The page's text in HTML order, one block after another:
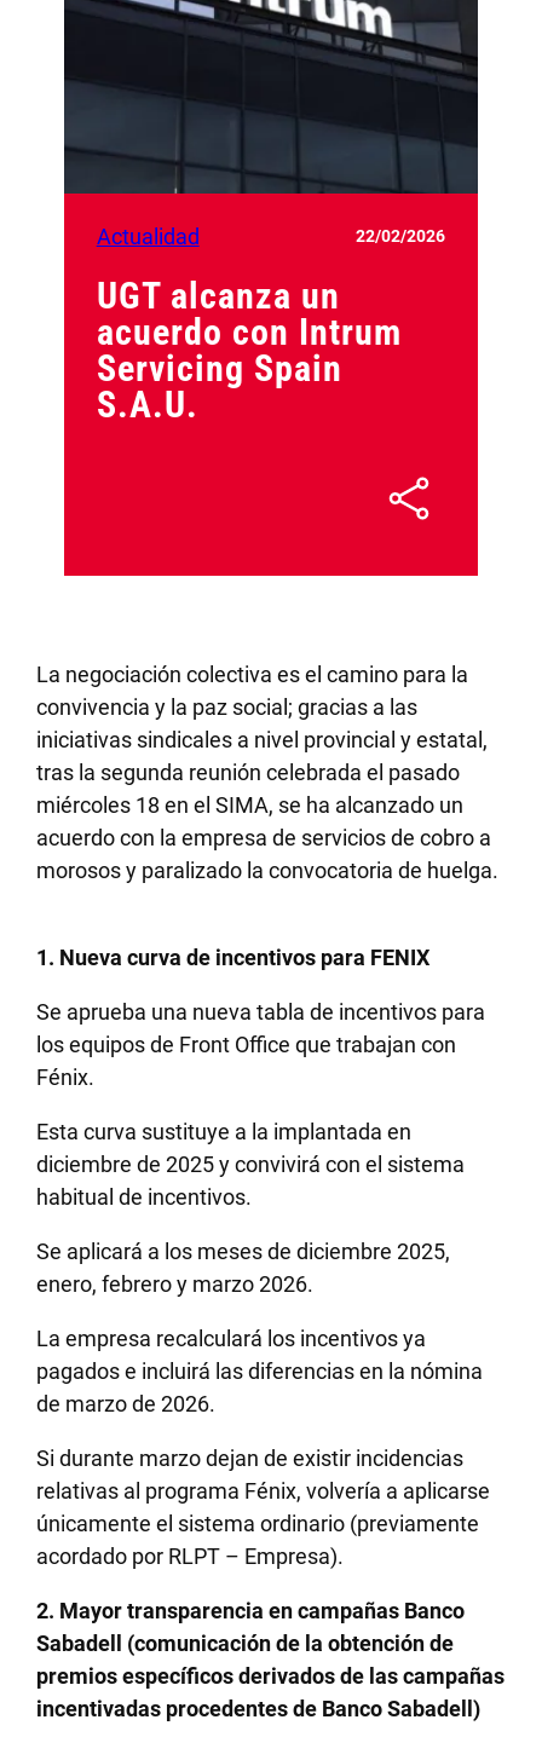
Actualidad 22/02/2026
UGT alcanza un
acuerdo con Intrum
Servicing Spain
S.A.U.
La negociación colectiva es el camino para la
convivencia y la paz social; gracias a las
iniciativas sindicales a nivel provincial y estatal,
tras la segunda reunión celebrada el pasado
miércoles 18 en el SIMA, se ha alcanzado un
acuerdo con la empresa de servicios de cobro a
morosos y paralizado la convocatoria de huelga.
1. Nueva curva de incentivos para FENIX
Se aprueba una nueva tabla de incentivos para
los equipos de Front Office que trabajan con
Fénix.
Esta curva sustituye a la implantada en
diciembre de 2025 y convivirá con el sistema
habitual de incentivos.
Se aplicará a los meses de diciembre 2025,
enero, febrero y marzo 2026.
La empresa recalculará los incentivos ya
pagados e incluirá las diferencias en la nómina
de marzo de 2026.
Si durante marzo dejan de existir incidencias
relativas al programa Fénix, volvería a aplicarse
únicamente el sistema ordinario (previamente
acordado por RLPT – Empresa).
2. Mayor transparencia en campañas Banco
Sabadell (comunicación de la obtención de
premios específicos derivados de las campañas
incentivadas procedentes de Banco Sabadell)